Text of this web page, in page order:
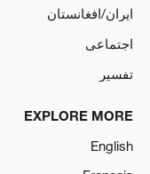
ایران/افغانستان
اجتماعی
تفسیر
EXPLORE MORE
English